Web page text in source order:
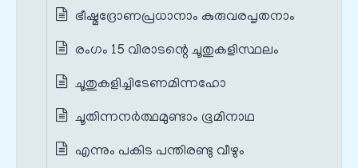
ഭീഷ്മദ്രോണപ്രധാനാം കുരുവരപൃതനാം
രംഗം 15 വിരാടന്റെ ചൂതുകളിസ്ഥലം
ചൂതുകളിച്ചിടേണമിന്നഹോ
ചൂതിന്നനർത്ഥമുണ്ടാം ഭൂമിനാഥ
എന്നും പകിട പന്തിരണ്ടു വീഴും